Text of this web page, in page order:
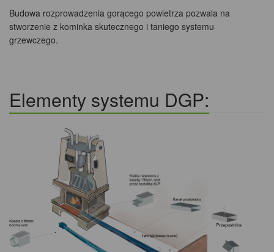
Budowa rozprowadzenia gorącego powietrza pozwala na
stworzenie z kominka skutecznego i taniego systemu
grzewczego.
Elementy systemu DGP: